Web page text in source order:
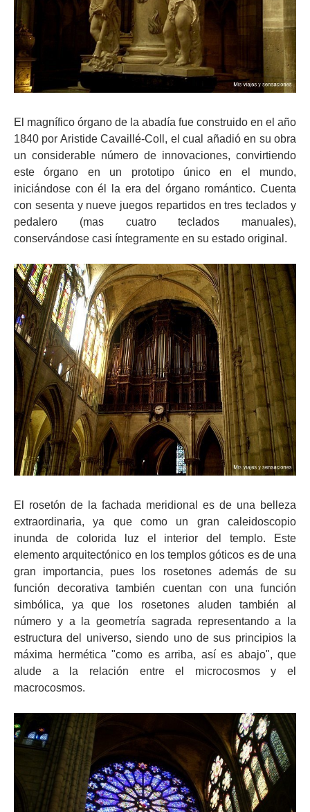
El magnífico órgano de la abadía fue construido en el año
1840 por Aristide Cavaillé-Coll, el cual añadió en su obra
un considerable número de innovaciones, convirtiendo
este órgano en un prototipo único en el mundo,
iniciándose con él la era del órgano romántico. Cuenta
con sesenta y nueve juegos repartidos en tres teclados y
pedalero (mas cuatro teclados manuales),
conservándose casi íntegramente en su estado original.
El rosetón de la fachada meridional es de una belleza
extraordinaria, ya que como un gran caleidoscopio
inunda de colorida luz el interior del templo. Este
elemento arquitectónico en los templos góticos es de una
gran importancia, pues los rosetones además de su
función decorativa también cuentan con una función
simbólica, ya que los rosetones aluden también al
número y a la geometría sagrada representando a la
estructura del universo, siendo uno de sus principios la
máxima hermética "como es arriba, así es abajo", que
alude a la relación entre el microcosmos y el
macrocosmos.